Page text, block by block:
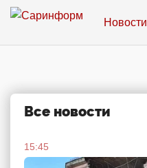
Новости
Все новости
15:45